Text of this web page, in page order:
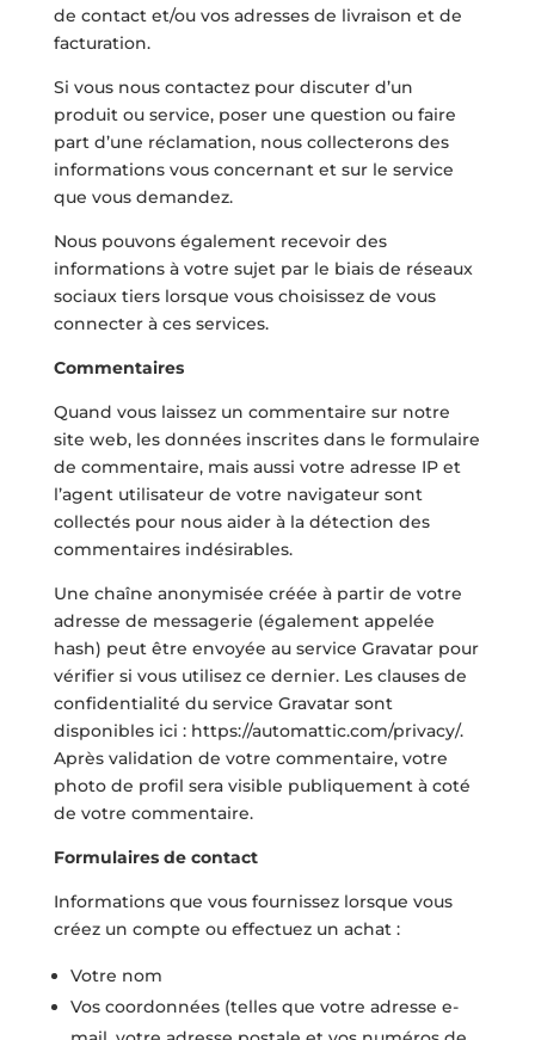
de contact et/ou vos adresses de livraison et de
facturation.
Si vous nous contactez pour discuter d’un
produit ou service, poser une question ou faire
part d’une réclamation, nous collecterons des
informations vous concernant et sur le service
que vous demandez.
Nous pouvons également recevoir des
informations à votre sujet par le biais de réseaux
sociaux tiers lorsque vous choisissez de vous
connecter à ces services.
Commentaires
Quand vous laissez un commentaire sur notre
site web, les données inscrites dans le formulaire
de commentaire, mais aussi votre adresse IP et
l’agent utilisateur de votre navigateur sont
collectés pour nous aider à la détection des
commentaires indésirables.
Une chaîne anonymisée créée à partir de votre
adresse de messagerie (également appelée
hash) peut être envoyée au service Gravatar pour
vérifier si vous utilisez ce dernier. Les clauses de
confidentialité du service Gravatar sont
disponibles ici : https://automattic.com/privacy/.
Après validation de votre commentaire, votre
photo de profil sera visible publiquement à coté
de votre commentaire.
Formulaires de contact
Informations que vous fournissez lorsque vous
créez un compte ou effectuez un achat :
Votre nom
Vos coordonnées (telles que votre adresse e-